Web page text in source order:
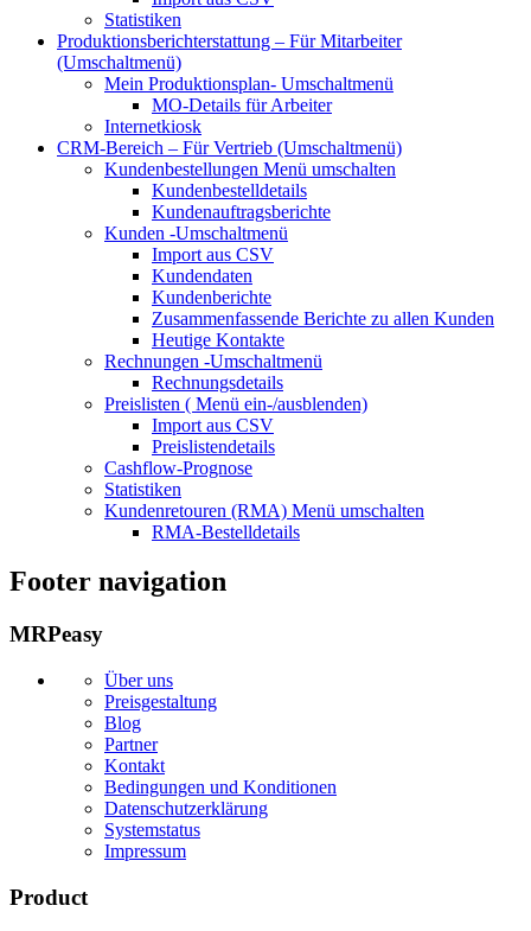
Statistiken
Produktionsberichterstattung – Für Mitarbeiter
(Umschaltmenü)
Mein Produktionsplan- Umschaltmenü
MO-Details für Arbeiter
Internetkiosk
CRM-Bereich – Für Vertrieb (Umschaltmenü)
Kundenbestellungen Menü umschalten
Kundenbestelldetails
Kundenauftragsberichte
Kunden -Umschaltmenü
Import aus CSV
Kundendaten
Kundenberichte
Zusammenfassende Berichte zu allen Kunden
Heutige Kontakte
Rechnungen -Umschaltmenü
Rechnungsdetails
Preislisten ( Menü ein-/ausblenden)
Import aus CSV
Preislistendetails
Cashflow-Prognose
Statistiken
Kundenretouren (RMA) Menü umschalten
RMA-Bestelldetails
Footer navigation
MRPeasy
Über uns
Preisgestaltung
Blog
Partner
Kontakt
Bedingungen und Konditionen
Datenschutzerklärung
Systemstatus
Impressum
Product